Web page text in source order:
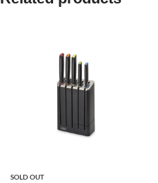
SOLD OUT